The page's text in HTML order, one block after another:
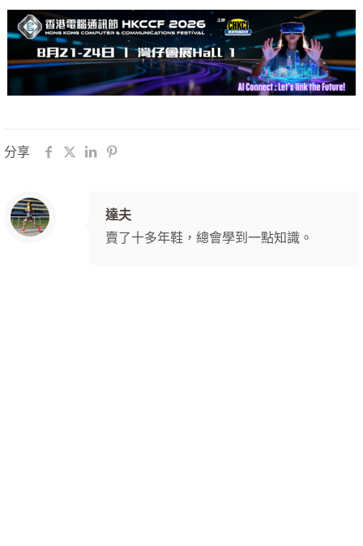
分享
達夫
賣了十多年鞋，總會學到一點知識。